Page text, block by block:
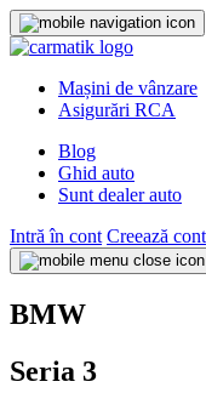
Mașini de vânzare
Asigurări RCA
Blog
Ghid auto
Sunt dealer auto
Intră în cont Creează cont
BMW
Seria 3